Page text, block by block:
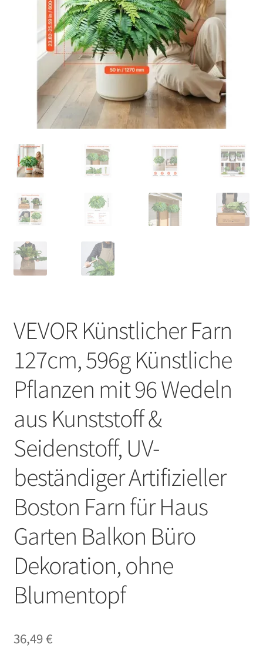
VEVOR Künstlicher Farn
127cm, 596g Künstliche
Pflanzen mit 96 Wedeln
aus Kunststoff &
Seidenstoff, UV-
beständiger Artifizieller
Boston Farn für Haus
Garten Balkon Büro
Dekoration, ohne
Blumentopf
36,49€